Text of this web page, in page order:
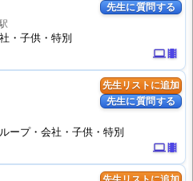
先生に質問する
computertheaters
・子供・特別
先生リストに追加
先生に質問する
computertheaters
ループ・会社・子供・特別